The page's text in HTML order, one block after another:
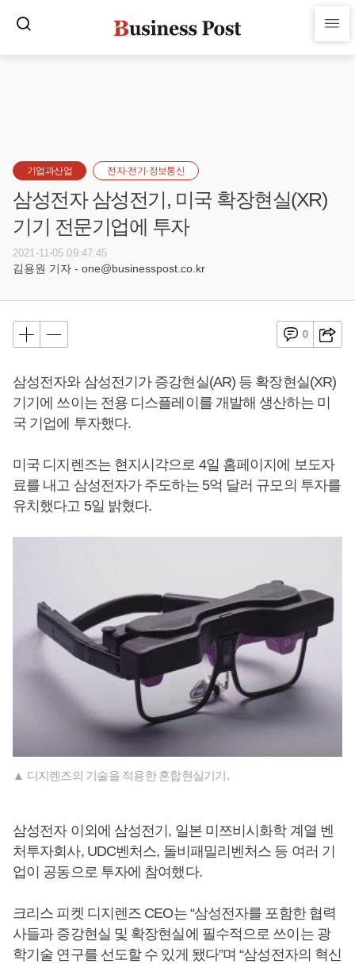
기업과산업 전자·전기·정보통신
삼성전자 삼성전기, 미국 확장현실(XR)
기기 전문기업에 투자
2021-11-05 09:47:45
김용원 기자 - one@businesspost.co.kr
0
삼성전자와 삼성전기가 증강현실(AR) 등 확장현실(XR)
기기에 쓰이는 전용 디스플레이를 개발해 생산하는 미
국 기업에 투자했다.
미국 디지렌즈는 현지시각으로 4일 홈페이지에 보도자
료를 내고 삼성전자가 주도하는 5억 달러 규모의 투자를
유치했다고 5일 밝혔다.
▲ 디지렌즈의 기술을 적용한 혼합현실기기.
삼성전자 이외에 삼성전기, 일본 미쯔비시화학 계열 벤
처투자회사, UDC벤처스, 돌비패밀리벤처스 등 여러 기
업이 공동으로 투자에 참여했다.
크리스 피켓 디지렌즈 CEO는 “삼성전자를 포함한 협력
사들과 증강현실 및 확장현실에 필수적으로 쓰이는 광
학기술 연구를 선도할 수 있게 됐다”며 “삼성전자의 혁신